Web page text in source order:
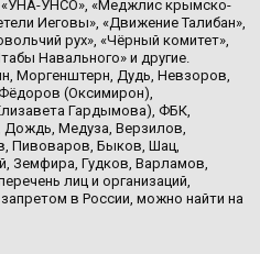
«УНА-УНСО», «Меджлис крымско-
Иеговы», «Движение Талибан»,
рух», «Чёрный комитет»,
Навального» и другие.
Моргенштерн, Дудь, Невзоров,
(Оксимирон),
Гардымова), ФБК,
Медуза, Верзилов,
Пивоваров, Быков, Шац,
Земфира, Гудков, Варламов,
лиц и организаций,
в России, можно найти на